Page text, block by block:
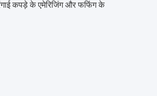
कपड़े के एमेरिजिंग और फफिंग के